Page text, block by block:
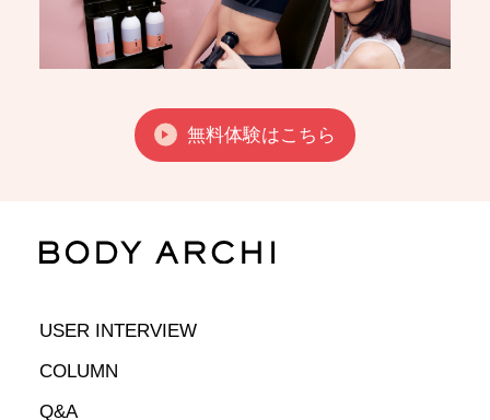
無料体験はこちら
USER INTERVIEW
COLUMN
Q&A